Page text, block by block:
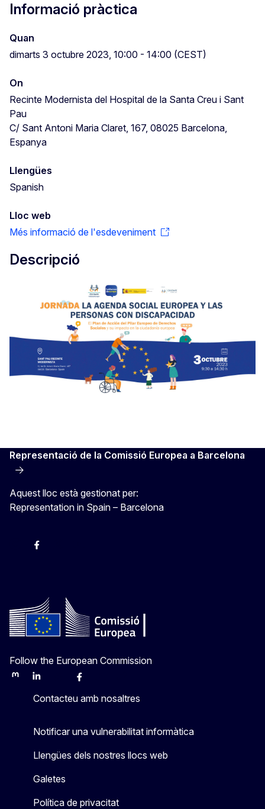
Informació pràctica
Quan
dimarts 3 octubre 2023, 10:00 - 14:00 (CEST)
On
Recinte Modernista del Hospital de la Santa Creu i Sant
Pau
C/ Sant Antoni Maria Claret, 167, 08025 Barcelona,
Espanya
Llengües
Spanish
Lloc web
Més informació de l'esdeveniment
Descripció
Representació de la Comissió Europea a Barcelona
Aquest lloc està gestionat per:
Representation in Spain – Barcelona
InstagramFacebook
Follow the European Commission
MastodonLinkedInBlueskyFacebook
Contacteu amb nosaltres
Notificar una vulnerabilitat informàtica
Llengües dels nostres llocs web
Galetes
Política de privacitat